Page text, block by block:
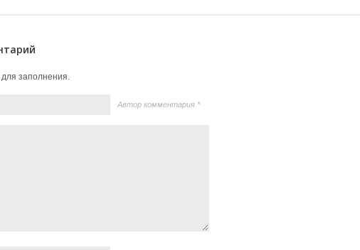
заполнения.
Автор комментария *